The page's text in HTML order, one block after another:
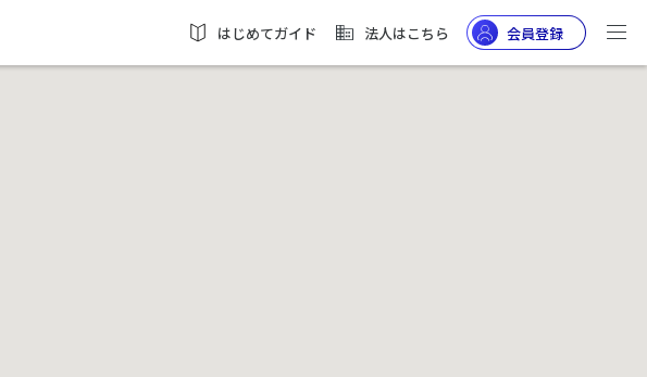
はじめてガイド 法人はこちら 会員登録